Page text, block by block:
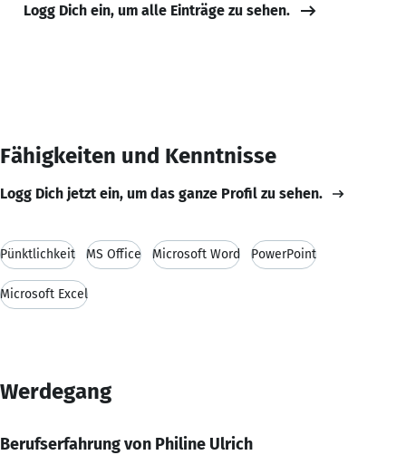
Logg Dich ein, um alle Einträge zu sehen.
Fähigkeiten und Kenntnisse
Logg Dich jetzt ein, um das ganze Profil zu sehen.
Pünktlichkeit MS Office Microsoft Word PowerPoint
Microsoft Excel
Werdegang
Berufserfahrung von Philine Ulrich